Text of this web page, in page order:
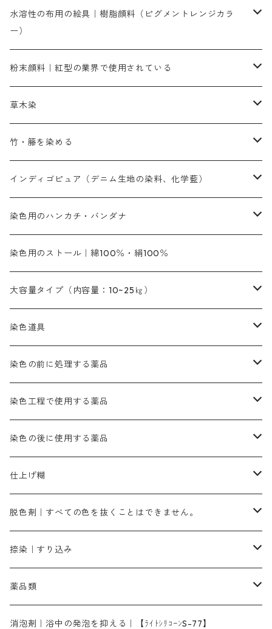
染色に必要な薬品類
橙色系
青色系
紫色系
緑色系
茶色系
染料一覧ー100g入り
染料一覧ー500g入り
染料一覧
人気のおすすめ染料
橙色系
緑色系
茶色系
灰色系
黒色系
1kg
染色に必要な薬品類
補助薬品
お勧めの3原色（赤・青・黄色）
お勧め｜スミフィックス～
3原色以外の色目
赤色
茶色｜20g入りのみ公開
灰色｜20g入りのみ公開
黒色
染色に必要な薬品
アルカリ剤
補助薬品
捺染に必要な材料
捺染糊
水溶性の布用の絵具｜樹脂顔料（ピグメントレンジカラ
ー）
ネオカラー（色）
内容量：100g
内容量：500g
バィンダー（定着剤）
増粘剤
黄色系
エロ―M3G｜定番の色合い
エロー ＭＧＲ｜明るい緑みの黄色
オレンジ系
オレンヂMG｜黄みの橙色
オレンヂMGD（定番の色合い）
赤色系
レットMFB｜赤色（定番の色合い）
レットMG｜黄みの朱色
ピンクMB｜ピンク色
ローズMB｜鮮やかなピンク色）
青色系
ネビーブルーMB（定番の色合い）
ブルーMB（定番の色合い）
スカイブルーMG｜緑みの空色
ターキスブルーHNG｜緑みの空色
紫色系
バイオレットMFB
緑色系
ダークグリンMG（定番の色合い）
グリーンMB｜緑色
茶色系
ダークブロンMFB｜こげ茶色
ブロンHNR｜こげ茶色
黒色系
ブラックMK（赤みの黒色）
ブラックMG（青みの黒色）
白色系（定番の色合い）
ネオホワイトR
粉末顔料｜紅型の業界で使用されている
赤色系
本洋紅
代用朱黄色口
黄色系
ファストエロ―10GN（鮮やかな黄色）
ファストエロ―5GN（黄色）
青色系
NSBAブルー
群青
白色｜胡粉
黒色｜在庫処分特価
緑色｜在庫処分特価
茶色｜在庫処分特価
草木染
植物染料
人気のおすすめ植物染料
インド茜・西洋茜の個別販売
カッチ｜茶系
霧島産・晩秋茶｜黄金色（赤みの黄色）｜準備中
濃染処理剤｜ソルバックスPS－900
媒染剤
アルミ媒染剤
鉄媒染剤
ソーダ灰｜アルカリ性のPH調整剤
藍染
ぶどう糖
ハイドロサルファイトコンク
染色用途のハンカチ・バンダナ
45cm×45cm（ハンカチ）｜端の始末も綿糸｜タグなし
54cm×54cm（バンダナ）｜端の始末も綿糸｜タグなし
竹・籐を染める
人気のおすすめ竹・藤を染める染料
塩基性染料（混色可能）
ビスマークブロンB｜赤茶色
塩基性エロ―｜液体タイプ
ローダミンB｜赤紫色｜マゼンダ色
オリジナル染料｜スス竹色｜ミキセットファストブロンGR
インディゴピュア（デニム生地の染料、化学藍）
初心者向けお試しセット販売
インディゴピュア
アルカリ剤
ハイドロサルファイトコンク
酸性剤
染色用のハンカチ・バンダナ
45cm×45cm（ハンカチ）｜端の始末も綿糸｜タグなし
54cm×54cm（バンダナ）｜端の始末も綿糸｜タグなし
染色用のストール｜綿100％・絹100％
大容量タイプ（内容量：10~25㎏）
芒硝｜綿の染色時の吸収促進剤
ソーダ灰｜アルカリ性のPH調整剤
硫酸第一鉄｜鉄媒染剤
染色道具
刷毛
摺込み刷毛（スリコミハケ）ー夏毛（硬いタイプ）
摺込み刷毛（スリコミハケ）ー冬毛（柔らかいタイプ）
片羽刷毛
ローケツ筆
ローケツ用筆｜1本～販売
ローケツ用筆ー10%off｜20本セットお取り寄せ品
洋型紙（9番手｜中薄口、10番手｜中厚口）
有償サンプル品｜約20cm×27cm
洋型紙9番手｜中薄口｜約54cm×110cm
張木｜入荷待ち
伸子
型洗いブラシ
染色の前に処理する薬品
精練剤｜汚れ落とし剤｜針状マルセル石鹸
糊落とし剤｜ソルベンCA
濃染処理剤｜ソルバックスPS－900
染色工程で使用する薬品
染料の吸収促進剤
酢酸｜絹・羊毛・ナイロンに使用する
芒硝｜綿・麻の染色に使用する。
染料のムラ染め抑制剤（均染剤）
アゾリン200％｜綿・麻・絹・羊毛・ナイロンの染色
レオニールEHC｜反応染料用
染料の浸透剤
ソルバライトS-70｜各種繊維の浸し染めに使用可能
染料の定着向上剤
ライトフィックスAコンク｜綿・麻もしくは直接染料で染めた素材
シルクフィックス３A｜絹の染料定着向上剤
アルカリ剤｜反応染料用
ソーダ灰
染料溶解剤
染色の後に使用する薬品
ソーピング剤｜未定着の染料を除去すること
ネオポールB－300｜反応染料のソーピング剤
仕上げ剤｜柔軟・平滑剤
白場汚染防止剤
仕上げ糊
カルボキシメチルセルロース（CMC）
海藻系
たんぱく質系
化学糊（PVA）
脱色剤｜すべての色を抜くことはできません。
脱色剤
全体脱色｜ハイドロサルファイトコンク
部分脱色｜デグロリンSコンク
脱色助剤｜浸透・複色抑制剤
メイプロガムNP｜にじみ防止剤
捺染｜すり込み
染料溶解剤｜染料の均一な浸透・吸着を補助する
捺染糊
薬品類
ア行
消泡剤｜浴中の発泡を抑える｜【ﾗｲﾄｼﾘｺｰﾝS-77】